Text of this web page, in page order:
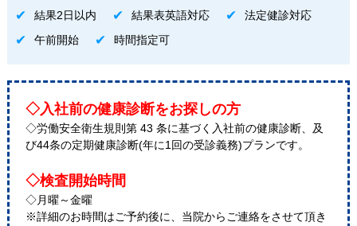
結果2日以内 結果表英語対応
法定健診対応
午前開始
時間指定可
◇入社前の健康診断をお探しの方
◇労働安全衛生規則第 43 条に基づく入社前の健康診断、及
び44条の定期健康診断(年に1回の受診義務)プランです。
◇検査開始時間
◇月曜～金曜
※詳細のお時間はご予約後に、当院からご連絡をさせて頂き